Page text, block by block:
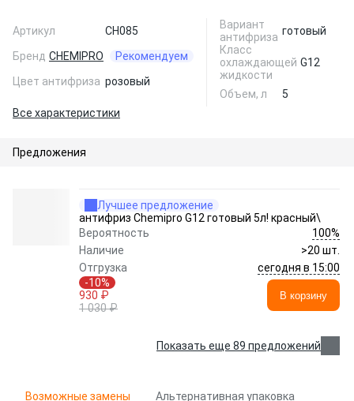
Артикул
CH085
Бренд CHEMIPRO
Рекомендуем
Цвет антифриза розовый
Вариант
антифриза готовый
Класс
охлаждающей
жидкости
G12
Объем, л
5
Все характеристики
Предложения
Лучшее предложение
антифриз Chemipro G12 готовый 5л! красный\
Вероятность
100%
Наличие
>20 шт.
Отгрузка
сегодня в 15:00
-10%
930 ₽
1 030 ₽
В корзину
Показать еще 89 предложений
Возможные замены Альтернативная упаковка